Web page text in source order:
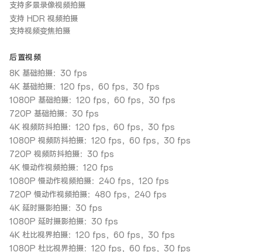
支持多景录像视频拍摄
支持 HDR 视频拍摄
支持视频变焦拍摄
后置视频
8K 基础拍摄：30 fps
4K 基础拍摄：120 fps，60 fps，30 fps
1080P 基础拍摄：120 fps，60 fps，30 fps
720P 基础拍摄：30 fps
4K 视频防抖拍摄：120 fps，60 fps，30 fps
1080P 视频防抖拍摄：120 fps，60 fps，30 fps
720P 视频防抖拍摄：30 fps
4K 慢动作视频拍摄：120 fps
1080P 慢动作视频拍摄：240 fps，120 fps
720P 慢动作视频拍摄：480 fps，240 fps
4K 延时摄影拍摄：30 fps
1080P 延时摄影拍摄：30 fps
4K 杜比视界拍摄：120 fps，60 fps，30 fps
1080P 杜比视界拍摄：120 fps，60 fps，30 fps